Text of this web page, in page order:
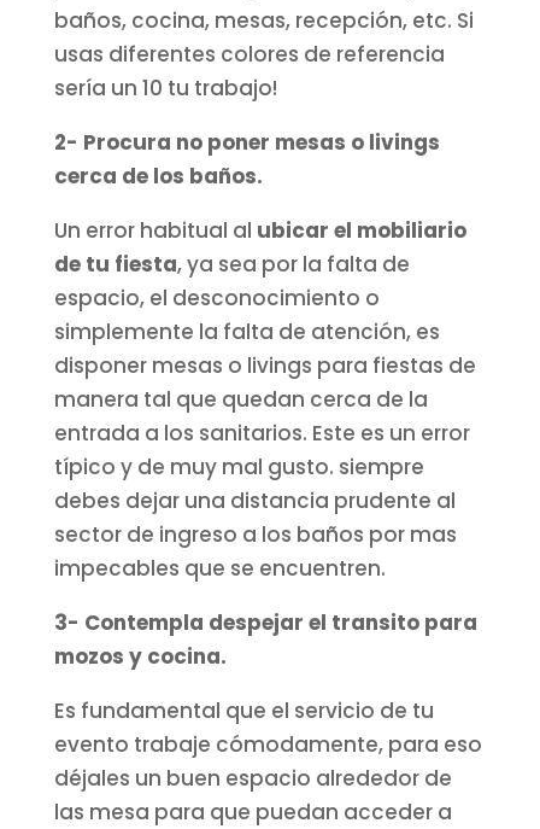
baños, cocina, mesas, recepción, etc. Si
usas diferentes colores de referencia
sería un 10 tu trabajo!
2- Procura no poner mesas o livings
cerca de los baños.
Un error habitual al ubicar el mobiliario
de tu fiesta, ya sea por la falta de
espacio, el desconocimiento o
simplemente la falta de atención, es
disponer mesas o livings para fiestas de
manera tal que quedan cerca de la
entrada a los sanitarios. Este es un error
típico y de muy mal gusto. siempre
debes dejar una distancia prudente al
sector de ingreso a los baños por mas
impecables que se encuentren.
3- Contempla despejar el transito para
mozos y cocina.
Es fundamental que el servicio de tu
evento trabaje cómodamente, para eso
déjales un buen espacio alrededor de
las mesa para que puedan acceder a